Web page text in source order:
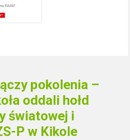
pokolenia –
oddali hołd
światowej i
P w Kikole